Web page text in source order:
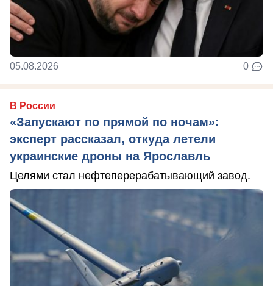
05.08.2026 0
В России
«Запускают по прямой по ночам»:
эксперт рассказал, откуда летели
украинские дроны на Ярославль
Целями стал нефтеперерабатывающий завод.